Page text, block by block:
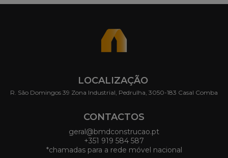
LOCALIZAÇÃO
R. São Domingos 39 Zona Industrial, Pedrulha, 3050-183 Casal Comba
CONTACTOS
geral@bmdconstrucao.pt
+351 919 584 587
*chamadas para a rede móvel nacional